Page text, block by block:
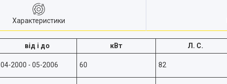
Характеристики
від і до кВт Л. С.
04-2000 - 05-2006 60 82